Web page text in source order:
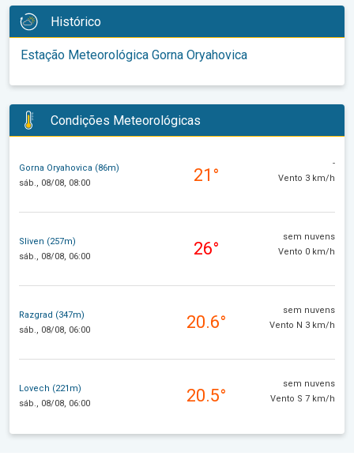
Histórico
Estação Meteorológica Gorna Oryahovica
Condições Meteorológicas
Gorna Oryahovica (86m)
sáb., 08/08, 08:00
21°
-
Vento 3 km/h
Sliven (257m)
sáb., 08/08, 06:00
26°
sem nuvens
Vento 0 km/h
Razgrad (347m)
sáb., 08/08, 06:00
20.6°
sem nuvens
Vento N 3 km/h
Lovech (221m)
sáb., 08/08, 06:00
20.5°
sem nuvens
Vento S 7 km/h